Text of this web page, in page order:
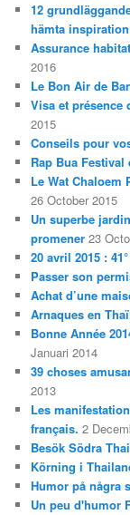
12
hämta
Assurance
2016
Le Bon Air de
Visa et présence
2015
Conseils pour
Rap Bua
Le Wat Chaloem
26 October 2015
Un superbe
promener 23
20 avril 2015 :
Passer son
Achat d’une
Arnaques en
Bonne Année
Januari 2014
39 choses
2013
Les
français. 2
Besök Södra
Körning i
Humor på några
Un peu d'humor